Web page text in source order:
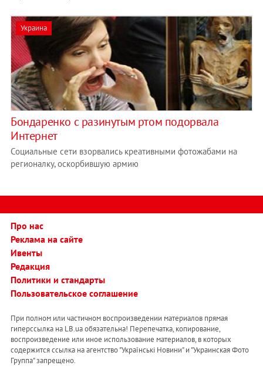
Украина
Бондаренко с разинутым ртом подорвала
Интернет
Социальные сети взорвались креативными фотожабами на
регионалку, оскорбившую армию
Про нас
Реклама на сайте
Ивенты
Редакция
Политики и стандарты
Пользовательское соглашение
При полном или частичном воспроизведении материалов прямая
гиперссылка на LB.ua обязательна! Перепечатка, копирование,
воспроизведение или иное использование материалов, в которых
содержится ссылка на агентство "Українськi Новини" и "Украинская Фото
Группа" запрещено.